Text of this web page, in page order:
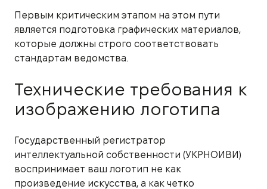
Первым критическим этапом на этом пути
является подготовка графических материалов,
которые должны строго соответствовать
стандартам ведомства.
Технические требования к
изображению логотипа
Государственный регистратор
интеллектуальной собственности (УКРНОИВИ)
воспринимает ваш логотип не как
произведение искусства, а как четко